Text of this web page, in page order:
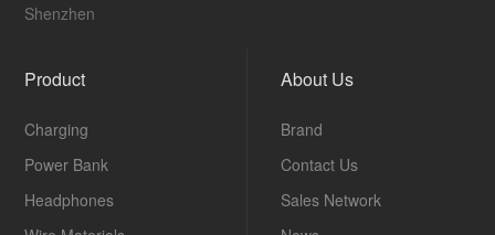
Shenzhen
Product
Charging
Power Bank
Headphones
About Us
Brand
Contact Us
Sales Network